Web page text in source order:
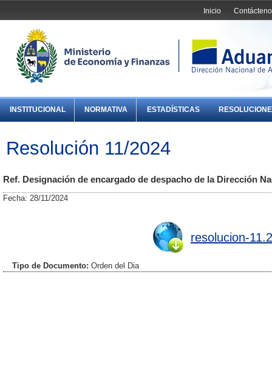
Inicio
INSTITUCIONAL NORMATIVA ESTADÍSTICAS
Resolución 11/2024
Ref. Designación de encargado de despacho de la Dirección
Fecha: 28/11/2024
resolucion-
Tipo de Documento: Orden del Dia